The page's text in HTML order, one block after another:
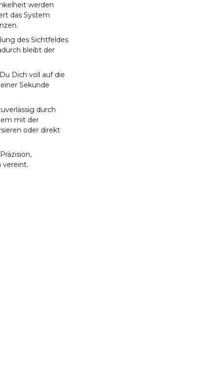
werden
das System
des Sichtfeldes
bleibt der
Dich voll auf die
Sekunde
durch
mit der
oder direkt
vereint.